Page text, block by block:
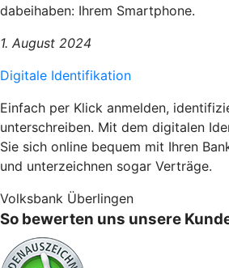
dabeihaben: Ihrem Smartphone.
1. August 2024
Digitale Identifikation
Einfach per Klick anmelden,
unterschreiben. Mit dem digitalen
Sie sich online bequem mit Ihren
und unterzeichnen sogar Verträge.
Volksbank Überlingen
So bewerten uns unsere